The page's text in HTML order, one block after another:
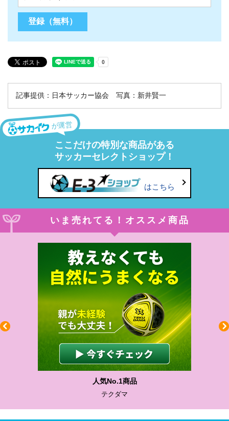
記事提供：日本サッカー協会 写真：新井賢一
が運営
ここだけの特別な商品がある
サッカーセレクトショップ！
はこちら
いま売れてる！オススメ商品
人気No.1商品